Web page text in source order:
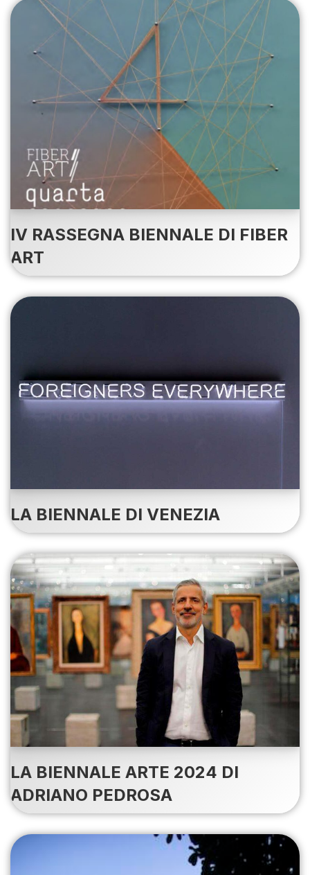
IV RASSEGNA BIENNALE DI FIBER
ART
LA BIENNALE DI VENEZIA
LA BIENNALE ARTE 2024 DI
ADRIANO PEDROSA